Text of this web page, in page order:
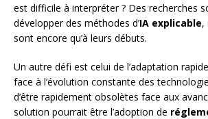
est difficile à interpréter ? Des recherches
développer des méthodes d’IA explicable,
sont encore qu’à leurs débuts.
Un autre défi est celui de l’adaptation
face à l’évolution constante des
d’être rapidement obsolètes face aux
solution pourrait être l’adoption de